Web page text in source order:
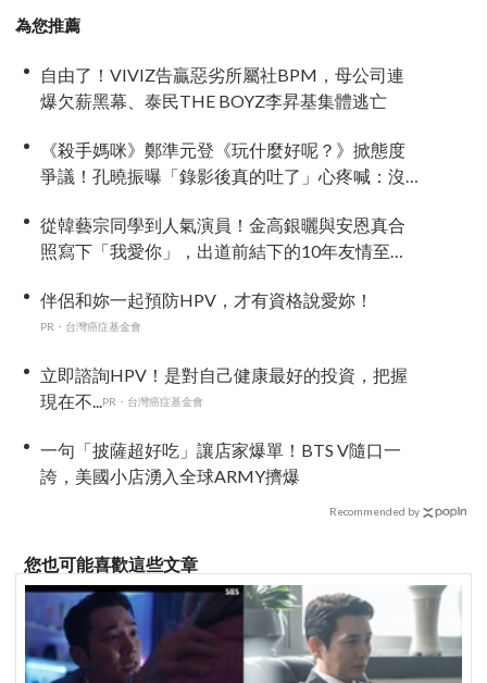
為您推薦
自由了！VIVIZ告贏惡劣所屬社BPM，母公司連
爆欠薪黑幕、泰民THE BOYZ李昇基集體逃亡
《殺手媽咪》鄭準元登《玩什麼好呢？》掀態度
爭議！孔曉振曝「錄影後真的吐了」心疼喊：沒
從韓藝宗同學到人氣演員！金高銀曬與安恩真合
照寫下「我愛你」，出道前結下的10年友情至今
伴侶和妳一起預防HPV，才有資格說愛妳！
PR・台灣癌症基金會
立即諮詢HPV！是對自己健康最好的投資，把握
現在不...PR・台灣癌症基金會
一句「披薩超好吃」讓店家爆單！BTS V隨口一
誇，美國小店湧入全球ARMY擠爆
Recommended by
您也可能喜歡這些文章